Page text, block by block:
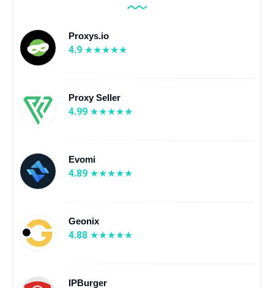
Proxys.io
4.9
Proxy Seller
4.99
Evomi
4.89
Geonix
4.88
IPBurger